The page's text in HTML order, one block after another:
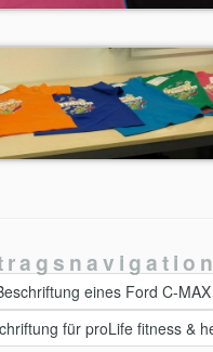
eines Ford C-MAX
für proLife fitness &